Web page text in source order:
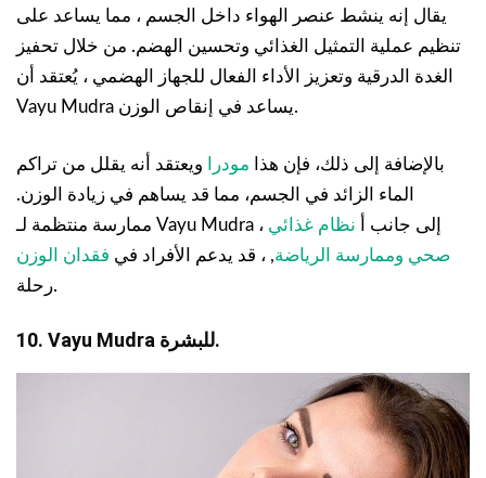
يقال إنه ينشط عنصر الهواء داخل الجسم ، مما يساعد على
تنظيم عملية التمثيل الغذائي وتحسين الهضم. من خلال تحفيز
الغدة الدرقية وتعزيز الأداء الفعال للجهاز الهضمي ، يُعتقد أن
Vayu Mudra يساعد في إنقاص الوزن.
بالإضافة إلى ذلك، فإن هذا مودرا
ويعتقد أنه يقلل من تراكم
الماء الزائد في الجسم، مما قد يساهم في زيادة الوزن.
ممارسة منتظمة لـ Vayu Mudra ، إلى جانب أ نظام غذائي
صحي وممارسة الرياضة, ، قد يدعم الأفراد في فقدان الوزن
رحلة.
10. Vayu Mudra للبشرة.